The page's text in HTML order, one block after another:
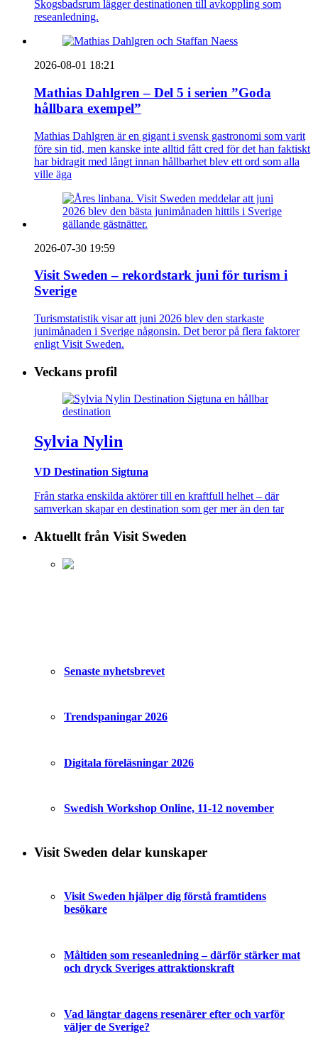
Skogsbadsrum lägger destinationen till avkoppling som
reseanledning.
2026-08-01 18:21
Mathias Dahlgren – Del 5 i serien ”Goda
hållbara exempel”
Mathias Dahlgren är en gigant i svensk gastronomi som varit
före sin tid, men kanske inte alltid fått cred för det han faktiskt
har bidragit med långt innan hållbarhet blev ett ord som alla
ville äga
2026-07-30 19:59
Visit Sweden – rekordstark juni för turism i
Sverige
Turismstatistik visar att juni 2026 blev den starkaste
junimånaden i Sverige någonsin. Det beror på flera faktorer
enligt Visit Sweden.
Veckans profil
Sylvia Nylin
VD Destination Sigtuna
Från starka enskilda aktörer till en kraftfull helhet – där
samverkan skapar en destination som ger mer än den tar
Aktuellt från Visit Sweden
Senaste nyhetsbrevet
Trendspaningar 2026
Digitala föreläsningar 2026
Swedish Workshop Online, 11-12 november
Visit Sweden delar kunskaper
Visit Sweden hjälper dig förstå framtidens
besökare
Måltiden som reseanledning – därför stärker mat
och dryck Sveriges attraktionskraft
Vad längtar dagens resenärer efter och varför
väljer de Sverige?